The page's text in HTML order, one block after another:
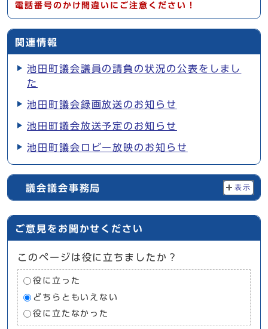
電話番号のかけ間違いにご注意ください！
関連情報
池田町議会議員の請負の状況の公表をしまし
た
池田町議会録画放送のお知らせ
池田町議会放送予定のお知らせ
池田町議会ロビー放映のお知らせ
議会議会事務局 表示
ご意見をお聞かせください
このページは役に立ちましたか？
役に立った
どちらともいえない
役に立たなかった